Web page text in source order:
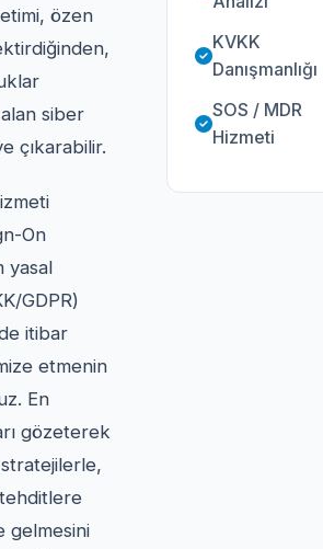
özen
siber
çıkarabilir.
On
yasal
GDPR)
itibar
etmenin
En
gözeterek
gelmesini
KVKK
Danışmanlığı
SOS / MDR
Hizmeti